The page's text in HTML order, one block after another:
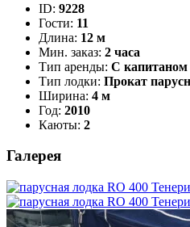
ID: 9228
Гости: 11
Длина: 12 м
Мин. заказ: 2 часа
Тип аренды: С капитаном
Тип лодки: Прокат
Ширина: 4 м
Год: 2010
Каюты: 2
Галерея